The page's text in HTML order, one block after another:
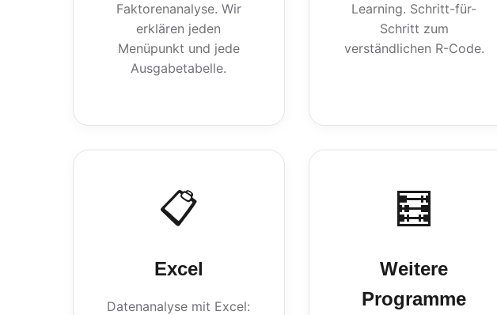
Faktorenanalyse. Wir
erklären jeden
Menüpunkt und jede
Ausgabetabelle.
Learning. Schritt-für-
Schritt zum
verständlichen R-Code.
📋
Excel
Datenanalyse mit Excel:
🧮
Weitere
Programme